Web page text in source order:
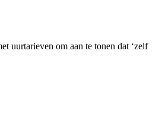
uurtarieven om aan te tonen dat ‘zelf